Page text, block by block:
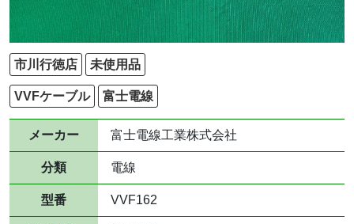
市川行徳店 未使用品
VVFケーブル 富士電線
メーカー 富士電線工業株式会社
分類 電線
型番 VVF162